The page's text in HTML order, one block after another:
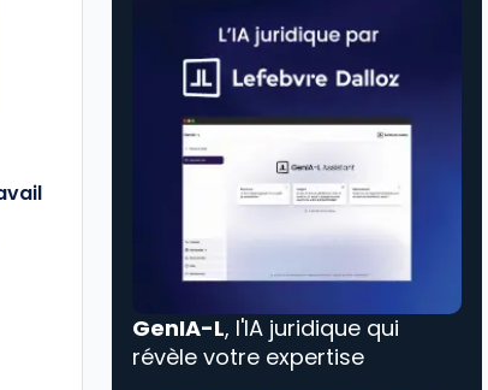
GenIA-L, l'IA juridique qui
révèle votre expertise